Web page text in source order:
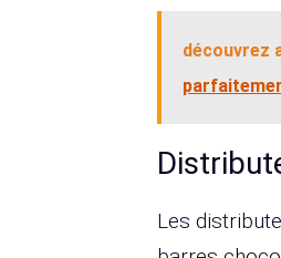
découvrez
Les